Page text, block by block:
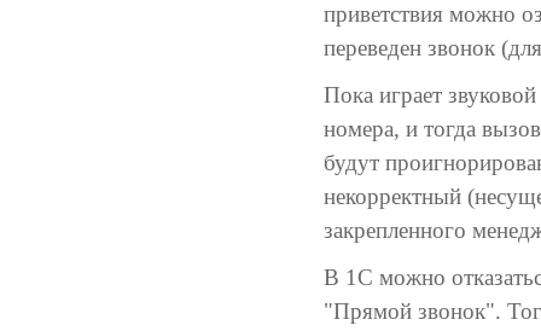
приветствия можно
переведен звонок
Пока играет
номера, и тогда
будут
некорректный
закрепленного
В 1С можно
"Прямой звонок".